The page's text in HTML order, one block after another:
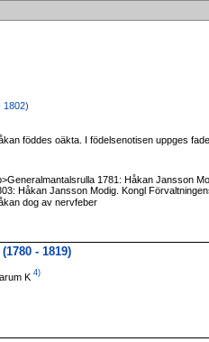
1802)
föddes oäkta. I födelsenotisen uppges
1781: Håkan Jansson
Håkan Jansson Modig. Kongl
dog av nervfeber
- 1819)
K 4)